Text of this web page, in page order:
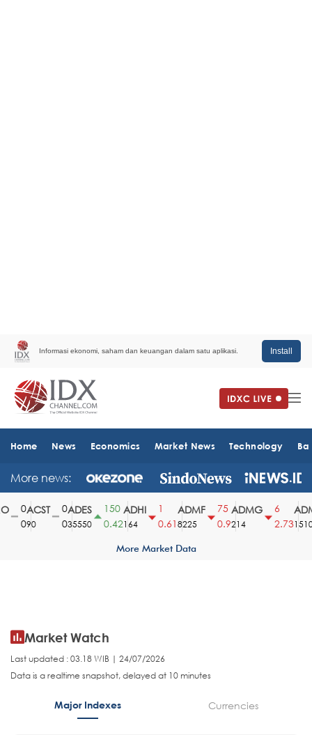
Informasi ekonomi, saham dan keuangan dalam satu aplikasi. Install
Home News Economics Market News Technology
More news:
ACST
90
ADES
35550
150
0.42
ADHI
164
0.61
ADMF
8225
0.9
ADMG
214
2.73
ADMR
1510
More Market Data
Market Watch
Last updated : 03.18 WIB | 24/07/2026
Data is a realtime snapshot, delayed at 10 minutes
Major Indexes Currencies